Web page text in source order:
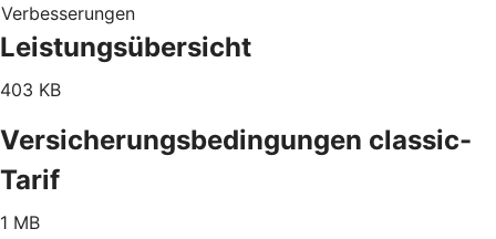
Verbesserungen
Leistungsübersicht
403 KB
Versicherungsbedingungen classic-
Tarif
1 MB